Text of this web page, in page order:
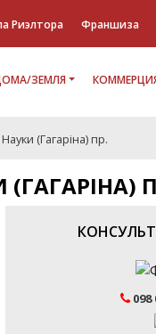
Риэлтора Франшиза
ЗЕМЛЯ
(Гагаріна) пр.
098